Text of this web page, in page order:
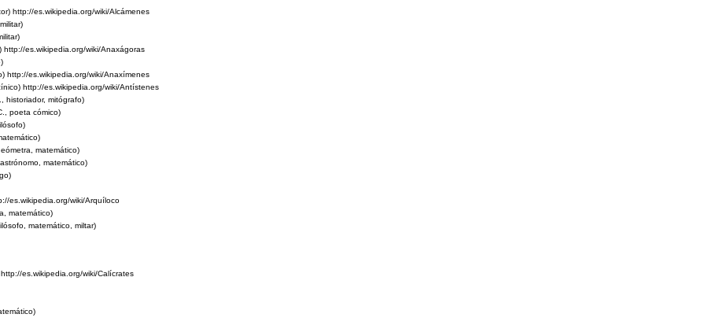
http://es.wikipedia.org/wiki/Alcámenes
http://es.wikipedia.org/wiki/Anaxágoras
http://es.wikipedia.org/wiki/Anaxímenes
http://es.wikipedia.org/wiki/Antístenes
historiador, mitógrafo)
poeta cómico)
matemático)
matemático)
es.wikipedia.org/wiki/Arquíloco
matemático)
matemático, miltar)
es.wikipedia.org/wiki/Calícrates